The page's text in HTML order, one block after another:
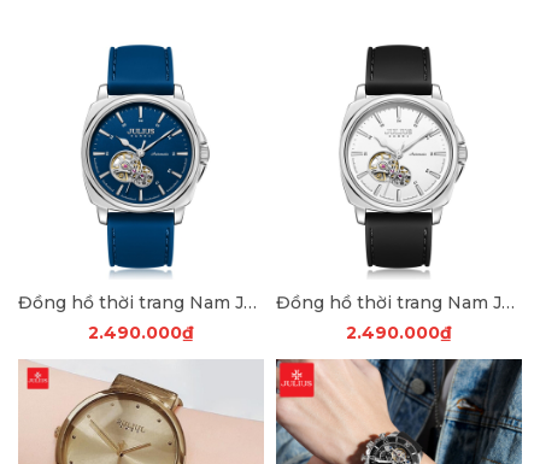
Đồng hồ thời trang Nam Julius JAH-152B
2.490.000₫
Đồng hồ thời trang Nam Julius JAH-152A
2.490.000₫